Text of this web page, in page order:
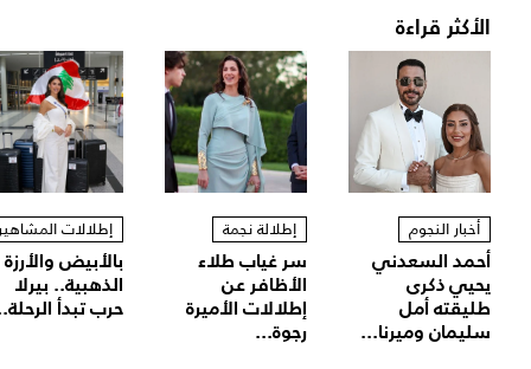
الأكثر قراءة
أخبار النجوم
أحمد السعدني
يحيي ذكرى
طليقته أمل
سليمان وميرنا...
إطلالة نجمة
سر غياب طلاء
الأظافر عن
إطلالات الأميرة
رجوة...
إطلالات
بالأبيض والأرزة
الذهبية.. بيرلا
حرب تبدأ